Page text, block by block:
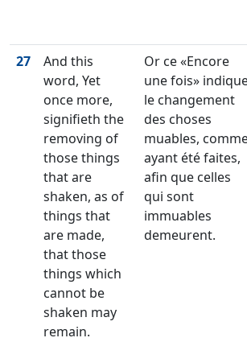
27
And this
word, Yet
once more,
signifieth the
removing of
those things
that are
shaken, as of
things that
are made,
that those
things which
cannot be
shaken may
remain.
Or ce «Encore
une fois»
le changement
des choses
muables,
ayant été faites,
afin que celles
qui sont
immuables
demeurent.